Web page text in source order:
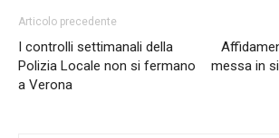
Articolo precedente
I controlli settimanali della
Polizia Locale non si fermano
a Verona
messa in